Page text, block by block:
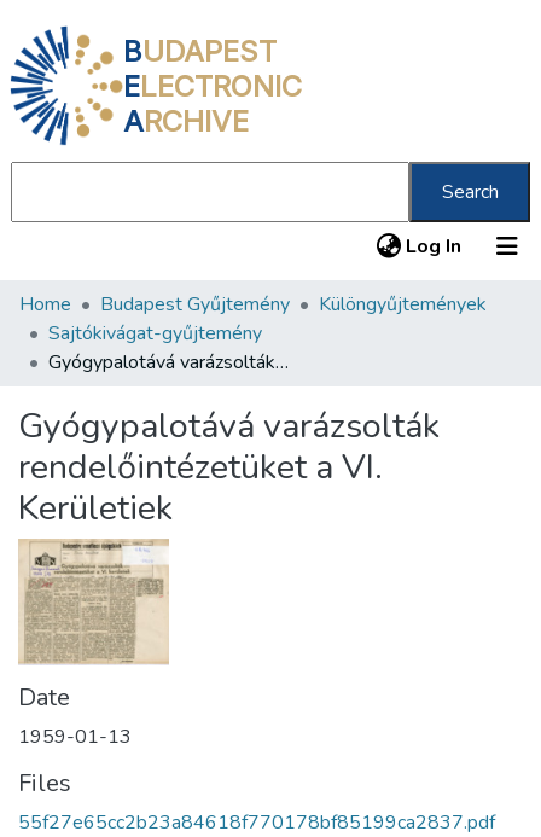
BUDAPEST
ELECTRONIC
ARCHIVE
Search
Log In (current)
Communities & Collections
All of DSpace
About us
Home Budapest Gyűjtemény
Különgyűjtemények
Sajtókivágat-gyűjtemény
Gyógypalotává varázsolták rendelőintézetüket a VI. Kerületiek
Gyógypalotává varázsolták
rendelőintézetüket a VI.
Kerületiek
Date
1959-01-13
Files
55f27e65cc2b23a84618f770178bf85199ca2837.pdf